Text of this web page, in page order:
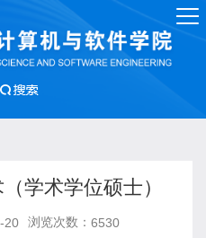
学术学位硕士）
20 浏览次数： 6530